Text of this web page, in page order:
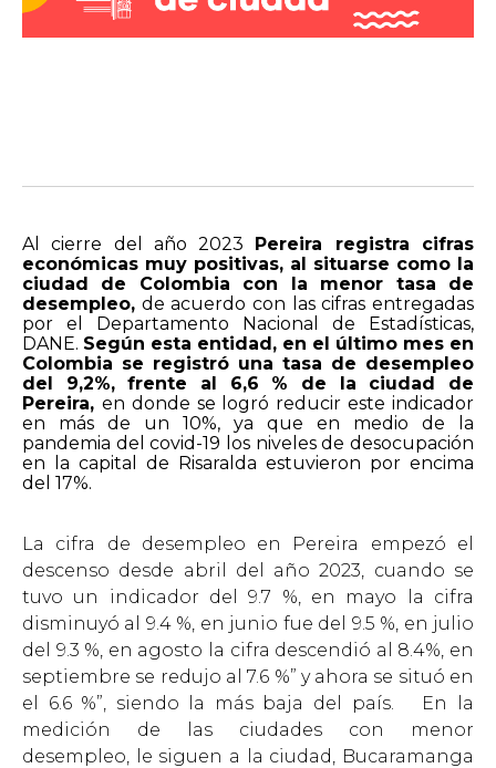
Al cierre del año 2023 Pereira registra cifras
económicas muy positivas, al situarse como la
ciudad de Colombia con la menor tasa de
desempleo, de acuerdo con las cifras entregadas
por el Departamento Nacional de Estadísticas,
DANE. Según esta entidad, en el último mes en
Colombia se registró una tasa de desempleo
del 9,2%, frente al 6,6 % de la ciudad de
Pereira, en donde se logró reducir este indicador
en más de un 10%, ya que en medio de la
pandemia del covid-19 los niveles de desocupación
en la capital de Risaralda estuvieron por encima
del 17%.
La cifra de desempleo en Pereira empezó el
descenso desde abril del año 2023, cuando se
tuvo un indicador del 9.7 %, en mayo la cifra
disminuyó al 9.4 %, en junio fue del 9.5 %, en julio
del 9.3 %, en agosto la cifra descendió al 8.4%, en
septiembre se redujo al 7.6 %” y ahora se situó en
el 6.6 %”, siendo la más baja del país. En la
medición de las ciudades con menor
desempleo, le siguen a la ciudad, Bucaramanga